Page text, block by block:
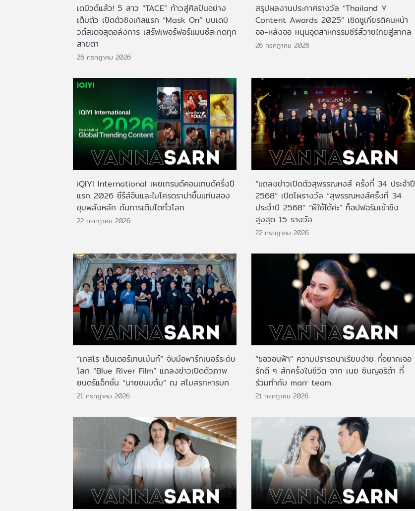
เดบิวต์แล้ว! 5 สาว “TACE” ก้าวสู่ศิลปินอย่าง
เต็มตัว เปิดตัวซิงเกิลแรก “Mask On” บนเดบิ
วต์สเตจสุดอลังการ เสิร์ฟเพอร์ฟอร์แมนซ์สะกดทุก
สายตา
26 กรกฎาคม 2026
สรุปผลงานประกาศรางวัล “Thailand Y
Content Awards 2025” เชิดชูเกียรติคนหน้า
จอ-หลังจอ หนุนอุตสาหกรรมซีรีส์วายไทยสู่สากล
26 กรกฎาคม 2026
iQIYI International เผยเทรนด์คอนเทนต์ครึ่งปี
แรก 2026 ซีรีส์จีนและไมโครดราม่าขึ้นแท่นสอง
ขุมพลังหลัก ดันการเติบโตทั่วโลก
22 กรกฎาคม 2026
“แถลงข่าวเปิดตัวสุพรรณหงส์ ครั้งที่ 34 ประจำปี
2568” เปิดโผรางวัล “สุพรรณหงส์ครั้งที่ 34
ประจำปี 2568” “ผีใช้ได้ค่ะ” ท็อปฟอร์มเข้าชิง
สูงสุด 15 รางวัล
22 กรกฎาคม 2026
“เกสโร เอ็นเตอร์เทนเม้นท์” จับมือพาร์ทเนอร์ระดับ
โลก “Blue River Film” แถลงข่าวเปิดตัวภาพ
ยนตร์แอ็กชั่น “นายขนมต้ม” ณ สโมสรทหารบก
21 กรกฎาคม 2026
“ขอวอนฟ้า” ความปรารถนาเรียบง่าย ที่อยากเจอ
รักดี ๆ สักครั้งในชีวิต จาก เนย ซินญอริต้า ที่
ร่วมทำกับ marr team
21 กรกฎาคม 2026